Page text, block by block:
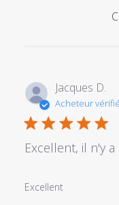
Jacques D.
Acheteur vérifié
Excellent, il n'y a
Excellent